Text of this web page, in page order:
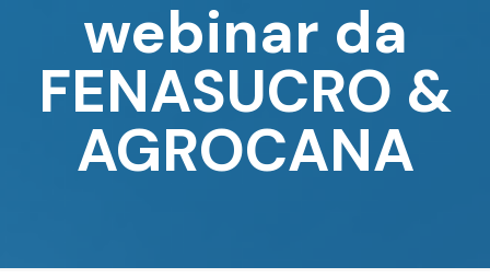
webinar da
FENASUCRO &
AGROCANA